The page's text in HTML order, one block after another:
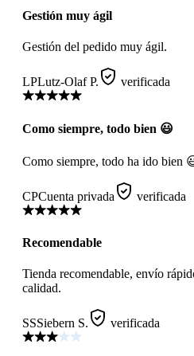
Gestión muy ágil
Gestión del pedido muy ágil.
LPLutz-Olaf P. verificada
Como siempre, todo bien 😃
Como siempre, todo ha ido bien
CPCuenta privada verificada
Recomendable
Tienda recomendable, envío
calidad.
SSSiebern S. verificada